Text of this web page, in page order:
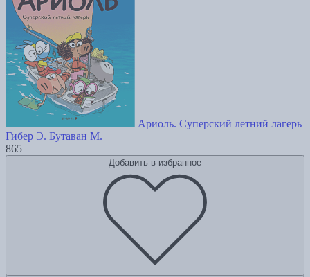
Ариоль. Суперский летний лагерь
Гибер Э. Бутаван М.
865
Добавить в избранное